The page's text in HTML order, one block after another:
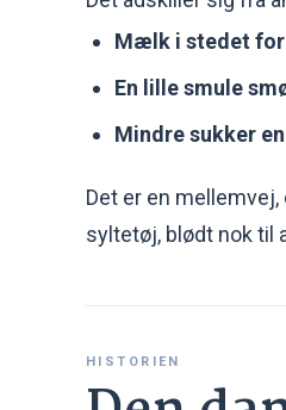
Mælk i stedet for
En lille smule
Mindre sukker
Det er en
syltetøj, blødt nok
HISTORIEN